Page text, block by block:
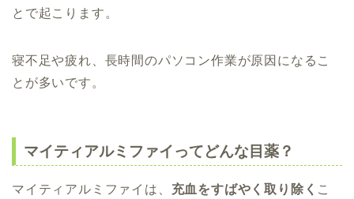
とで起こります。
寝不足や疲れ、長時間のパソコン作業が原因になるこ
とが多いです。
マイティアルミファイってどんな目薬？
マイティアルミファイは、 充血をすばやく取り除く こ